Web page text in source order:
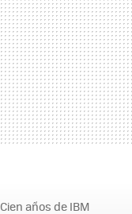
Cien años de IBM